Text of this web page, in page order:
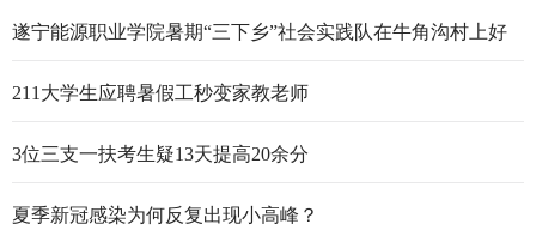
遂宁能源职业学院暑期“三下乡”社会实践队在牛角沟村上好
211大学生应聘暑假工秒变家教老师
3位三支一扶考生疑13天提高20余分
夏季新冠感染为何反复出现小高峰？